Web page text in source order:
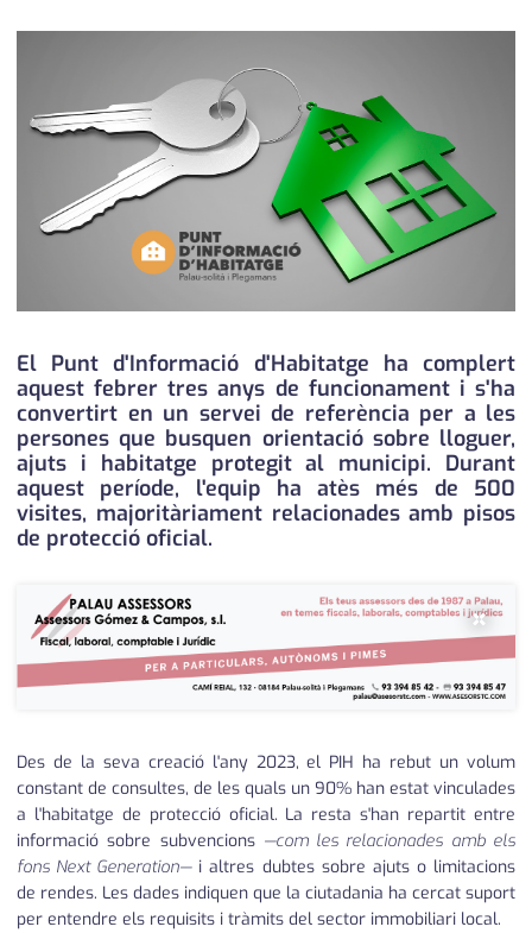
opinió
política
promo serveis
reportatge
salut
serveis
societat
successos
urbanisme
El Punt d'Informació d'Habitatge ha complert
aquest febrer tres anys de funcionament i s'ha
convertirt en un servei de referència per a les
persones que busquen orientació sobre lloguer,
ajuts i habitatge protegit al municipi. Durant
aquest període, l'equip ha atès més de 500
visites, majoritàriament relacionades amb pisos
de protecció oficial.
×
Des de la seva creació l'any 2023, el PIH ha rebut un volum
constant de consultes, de les quals un 90% han estat vinculades
a l'habitatge de protecció oficial. La resta s'han repartit entre
informació sobre subvencions —com les relacionades amb els
fons Next Generation—i altres dubtes sobre ajuts o limitacions
de rendes. Les dades indiquen que la ciutadania ha cercat suport
per entendre els requisits i tràmits del sector immobiliari local.